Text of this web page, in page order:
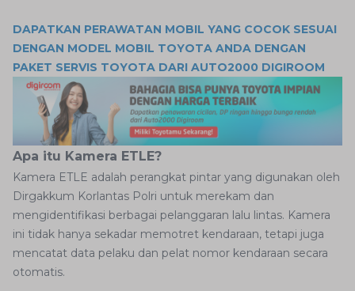
DAPATKAN PERAWATAN MOBIL YANG COCOK SESUAI
DENGAN MODEL MOBIL TOYOTA ANDA DENGAN
PAKET SERVIS TOYOTA DARI AUTO2000 DIGIROOM
Apa itu Kamera ETLE?
Kamera ETLE adalah perangkat pintar yang digunakan oleh
Dirgakkum Korlantas Polri untuk merekam dan
mengidentifikasi berbagai pelanggaran lalu lintas. Kamera
ini tidak hanya sekadar memotret kendaraan, tetapi juga
mencatat data pelaku dan pelat nomor kendaraan secara
otomatis.